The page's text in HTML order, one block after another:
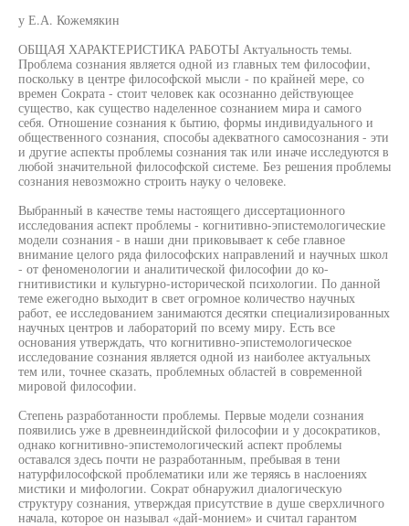
у Е.А. Кожемякин
ОБЩАЯ ХАРАКТЕРИСТИКА РАБОТЫ Актуальность темы.
Проблема сознания является одной из главных тем философии,
поскольку в центре философской мысли - по крайней мере, со
времен Сократа - стоит человек как осознанно действующее
существо, как существо наделенное сознанием мира и самого
себя. Отношение сознания к бытию, формы индивидуального и
общественного сознания, способы адекватного самосознания - эти
и другие аспекты проблемы сознания так или иначе исследуются в
любой значительной философской системе. Без решения проблемы
сознания невозможно строить науку о человеке.
Выбранный в качестве темы настоящего диссертационного
исследования аспект проблемы - когнитивно-эпистемологические
модели сознания - в наши дни приковывает к себе главное
внимание целого ряда философских направлений и научных школ
- от феноменологии и аналитической философии до ко-
гнитивистики и культурно-исторической психологии. По данной
теме ежегодно выходит в свет огромное количество научных
работ, ее исследованием занимаются десятки специализированных
научных центров и лабораторий по всему миру. Есть все
основания утверждать, что когнитивно-эпистемологическое
исследование сознания является одной из наиболее актуальных
тем или, точнее сказать, проблемных областей в современной
мировой философии.
Степень разработанности проблемы. Первые модели сознания
появились уже в древнеиндийской философии и у досократиков,
однако когнитивно-эпистемологический аспект проблемы
оставался здесь почти не разработанным, пребывая в тени
натурфилософской проблематики или же теряясь в наслоениях
мистики и мифологии. Сократ обнаружил диалогическую
структуру сознания, утверждая присутствие в душе сверхличного
начала, которое он называл «дай-монием» и считал гарантом